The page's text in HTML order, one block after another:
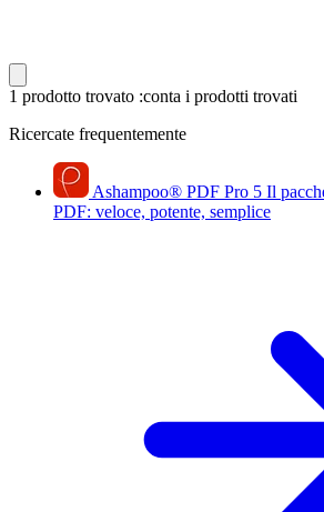
1 prodotto trovato :conta i prodotti trovati
Ricercate frequentemente
Ashampoo® PDF Pro 5 Il
PDF: veloce, potente, semplice